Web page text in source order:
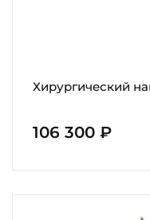
Хирургический
106 300 ₽